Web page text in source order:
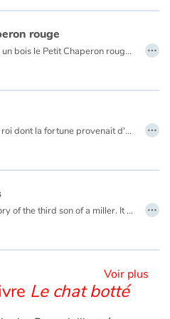
rouge
"En passant dans un bois le Petit Chaperon rouge rencontra compère le Loup, qui eut bien envie de la manger..." Découvrez ou redécouvrez ce conte traditionnel grâce aux illustrations d'Eglantine Bonetto, qui sous une apparente candeur traitent avec humour et malice cette histoire. …
Il était une fois un roi dont la fortune provenait d'un âne fabuleux qui donnait de l'or à la place de crottin. Le roi promit à son épouse mourante de ne se remarier qu'avec une femme plus belle est plus sage qu'elle. Or, à ses yeux, seule sa fille était pourvue de toutes ces qualités. Il décida alors de l'épouser... …
This is the first story of the third son of a miller. It is also the story of a cat... …
Voir plus
Le chat botté